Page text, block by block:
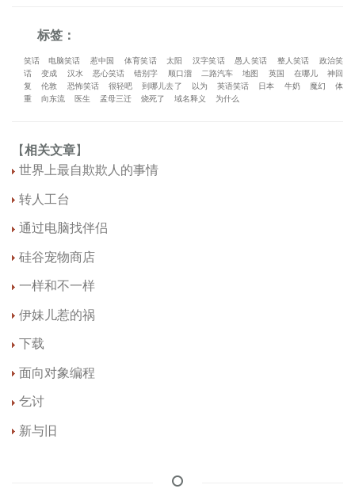
标签：
笑话 电脑笑话 惹中国 体育笑话 太阳 汉字笑话 愚人笑话 整人笑话
政治笑
话
变成 汉水 恶心笑话 错别字 顺口溜 二路汽车 地图 英国 在哪儿
神回
复
伦敦 恐怖笑话 很轻吧 到哪儿去了 以为 英语笑话 日本 牛奶 魔幻
体
重
向东流 医生 孟母三迁 烧死了 域名释义 为什么
【相关文章】
世界上最自欺欺人的事情
转人工台
通过电脑找伴侣
硅谷宠物商店
一样和不一样
伊妹儿惹的祸
下载
面向对象编程
乞讨
新与旧